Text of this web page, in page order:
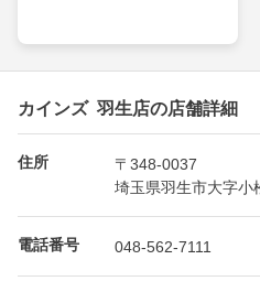
カインズ 羽生店の店舗詳細
住所
〒348-0037
埼玉県羽生市大字小
電話番号 048-562-7111